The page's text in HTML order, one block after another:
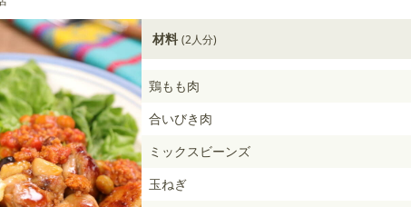
材料 (2人分)
鶏もも肉
合いびき肉
ミックスビーンズ
玉ねぎ